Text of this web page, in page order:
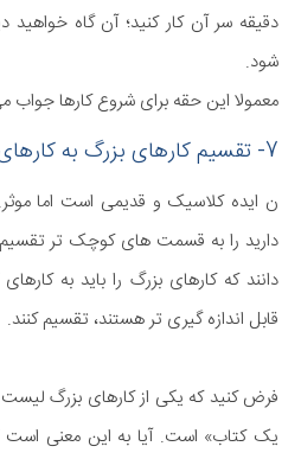
دقیقه سر آن کار کنید؛ آن گاه
شود.
معمولا این حقه برای شروع کارها جواب
7- تقسیم کارهای بزرگ به کارهای کوچک تر:
ن ایده کلاسیک و قدیمی است اما
دارید را به قسمت های کوچک تر
دانند که کارهای بزرگ را باید به
قابل اندازه گیری تر هستند، تقسیم کنند.
فرض کنید که یکی از کارهای بزرگ
یک کتاب» است. آیا به این معنی است